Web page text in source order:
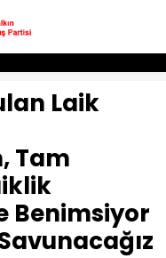
Laik
Tam
Benimsiyor